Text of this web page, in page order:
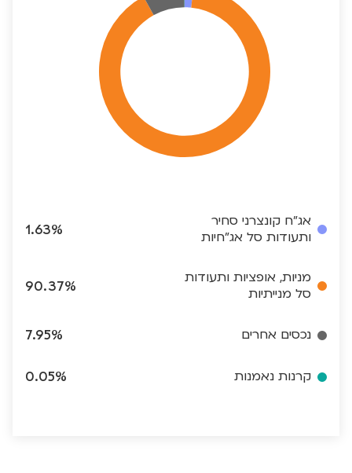
אג"ח קונצרני סחיר
ותעודות סל אג"חיות
1.63%
מניות, אופציות ותעודות
סל מנייתיות
90.37%
נכסים אחרים 7.95%
קרנות נאמנות 0.05%